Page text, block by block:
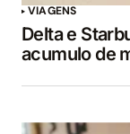
VIAGENS
Delta e
acumulo de